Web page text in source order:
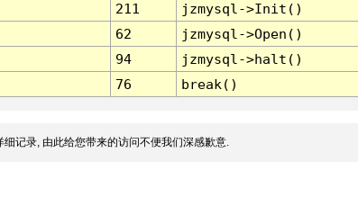
211
jzmysql->Init()
62
jzmysql->Open()
94
jzmysql->halt()
76 break()
记录, 由此给您带来的访问不便我们深感歉意.